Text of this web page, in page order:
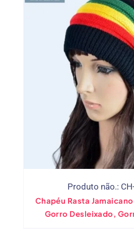
Produto não.:
Chapéu Rasta
Gorro Desleixado,